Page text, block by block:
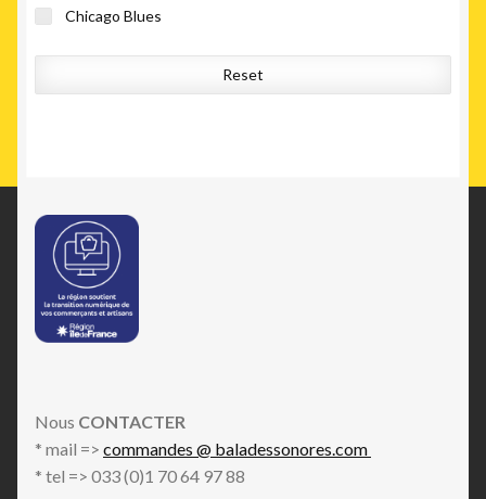
Chicago Blues
Reset
Nous CONTACTER
* mail => commandes @ baladessonores.com
* tel => 033 (0)1 70 64 97 88